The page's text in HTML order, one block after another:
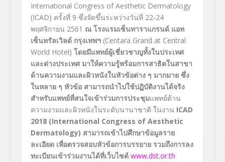
International Congress of Aesthetic Dermatology
(ICAD) ครั้งที่ 9 ซึ่งจัดขึ้นระหว่างวันที่ 22-24
พฤศจิกายน 2561 ณ โรงแรมเซ็นทาราแกรนด์ แอท
เซ็นทรัลเวิลด์ กรุงเทพฯ (Centara Grand at Central
World Hotel) โดยมีแพทย์ผู้เชี่ยวชาญทั้งในประเทศ
และต่างประเทศ มาให้ความรู้พร้อมการสาธิตในสาขา
ด้านความงามและผิวหนังในหัวข้อต่าง ๆ มากมาย ซึ่ง
ในหลาย ๆ หัวข้อ สามารถนำไปใช้ปฏิบัติงานได้จริง
สำหรับแพทย์ที่สนใจเข้าร่วมการประชุมแพทย์ด้าน
ความงามและผิวหนังในระดับนานาชาติ ในงาน ICAD
2018(International Congress of Aesthetic
Dermatology) สามารถเข้าไปศึกษาข้อมูลราย
ละเอียด เพื่อตรวจสอบหัวข้อการบรรยาย รวมถึงการลง
ทะเบียนเข้าร่วมงานได้ที่เว็บไซต์ www.dst.or.th